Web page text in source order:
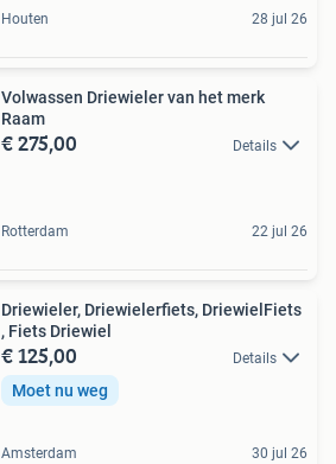
Houten 28 jul 26
Volwassen Driewieler van het merk
Raam
€ 275,00 Details
Rotterdam 22 jul 26
Driewieler, Driewielerfiets, DriewielFiets
, Fiets Driewiel
€ 125,00 Details
Moet nu weg
Amsterdam 30 jul 26